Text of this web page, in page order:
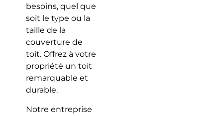
besoins, quel que
soit le type ou la
taille de la
couverture de
toit. Offrez à votre
propriété un toit
remarquable et
durable.
Notre entreprise